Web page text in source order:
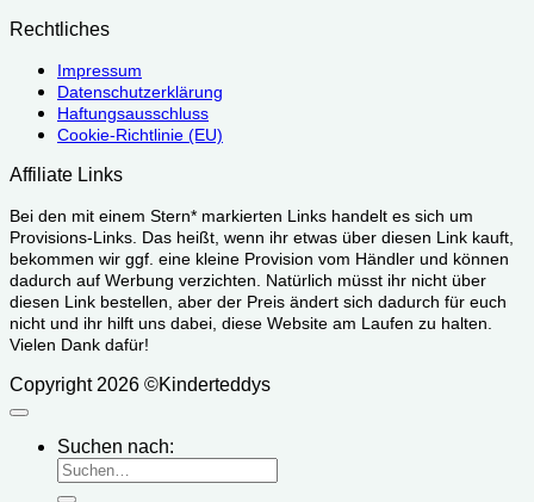
Rechtliches
Impressum
Datenschutzerklärung
Haftungsausschluss
Cookie-Richtlinie (EU)
Affiliate Links
Bei den mit einem Stern* markierten Links handelt es sich um
Provisions-Links. Das heißt, wenn ihr etwas über diesen Link kauft,
bekommen wir ggf. eine kleine Provision vom Händler und können
dadurch auf Werbung verzichten. Natürlich müsst ihr nicht über
diesen Link bestellen, aber der Preis ändert sich dadurch für euch
nicht und ihr hilft uns dabei, diese Website am Laufen zu halten.
Vielen Dank dafür!
Copyright 2026 ©Kinderteddys
Suchen nach: